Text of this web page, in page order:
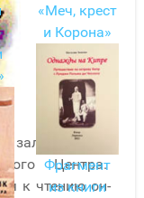
«Меч, крест
и Корона»
Фрагмент
из книги
Русского
Центра.
к чтению он-